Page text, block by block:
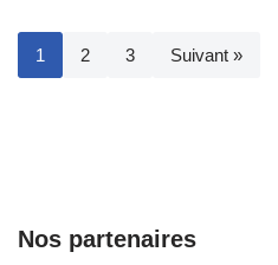
1 2 3 Suivant »
Nos partenaires